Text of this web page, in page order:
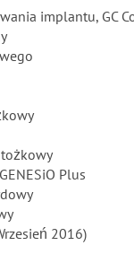
implantu, GC
Plus
2016)